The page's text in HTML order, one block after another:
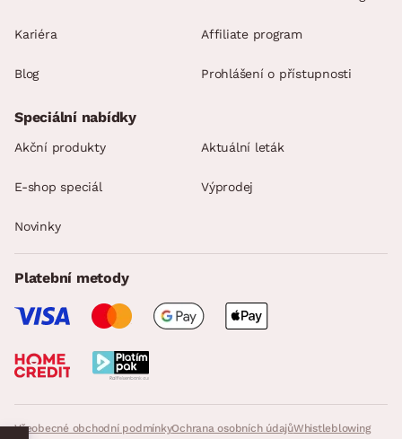
Kariéra
Blog
Affiliate program
Prohlášení o přístupnosti
Všeobecné obchodní podmínkyOchrana osobních údajůWhistleblowing
Speciální nabídky
Akční produkty Aktuální leták
E-shop speciál Výprodej
Novinky
Platební metody